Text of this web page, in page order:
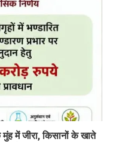
में जीरा, किसानों के खाते